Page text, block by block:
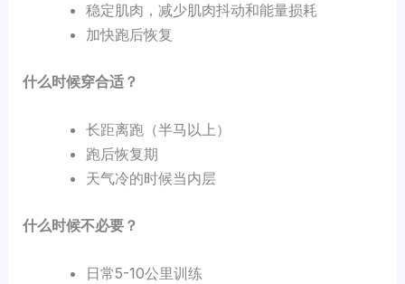
稳定肌肉，减少肌肉抖动和能量损耗
加快跑后恢复
什么时候穿合适？
长距离跑（半马以上）
跑后恢复期
天气冷的时候当内层
什么时候不必要？
日常5-10公里训练